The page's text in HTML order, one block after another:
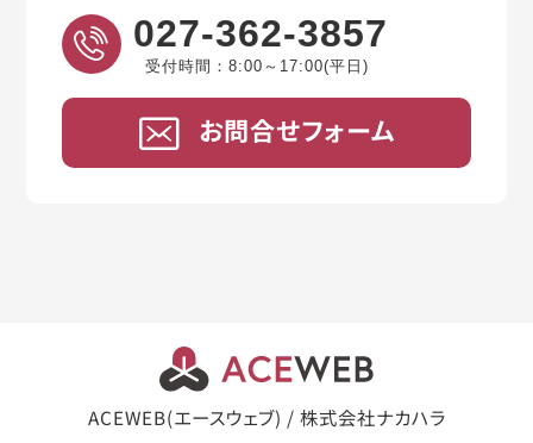
027-362-3857
受付時間：8:00～17:00(平日)
お問合せフォーム
ACEWEB(エースウェブ) / 株式会社ナカハラ